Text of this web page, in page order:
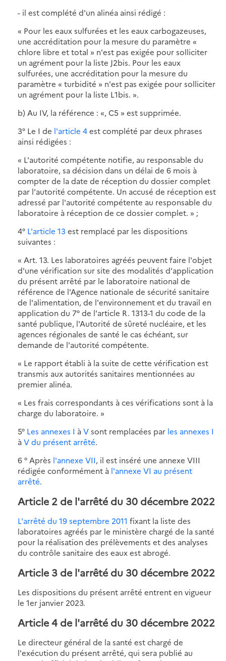
- il est complété d'un alinéa ainsi rédigé :
« Pour les eaux sulfurées et les eaux carbogazeuses,
une accréditation pour la mesure du paramètre «
chlore libre et total » n'est pas exigée pour solliciter
un agrément pour la liste J2bis. Pour les eaux
sulfurées, une accréditation pour la mesure du
paramètre « turbidité » n'est pas exigée pour solliciter
un agrément pour la liste L1bis. ».
b) Au IV, la référence : «, C5 » est supprimée.
3° Le I de l'article 4est complété par deux phrases
ainsi rédigées :
« L'autorité compétente notifie, au responsable du
laboratoire, sa décision dans un délai de 6 mois à
compter de la date de réception du dossier complet
par l'autorité compétente. Un accusé de réception est
adressé par l'autorité compétente au responsable du
laboratoire à réception de ce dossier complet. » ;
4° L'article 13 est remplacé par les dispositions
suivantes :
« Art. 13. Les laboratoires agréés peuvent faire l'objet
d'une vérification sur site des modalités d'application
du présent arrêté par le laboratoire national de
référence de l'Agence nationale de sécurité sanitaire
de l'alimentation, de l'environnement et du travail en
application du 7° de l'article R. 1313-1 du code de la
santé publique, l'Autorité de sûreté nucléaire, et les
agences régionales de santé le cas échéant, sur
demande de l'autorité compétente.
« Le rapport établi à la suite de cette vérification est
transmis aux autorités sanitaires mentionnées au
premier alinéa.
« Les frais correspondants à ces vérifications sont à la
charge du laboratoire. »
5° Les annexes I àVsont remplacées par les annexes I
àV du présent arrêté.
6 ° Après l'annexe VII, il est inséré une annexe VIII
rédigée conformément à l'annexe VI au présent
arrêté.
Article 2 de l'arrêté du 30 décembre 2022
L'arrêté du 19 septembre 2011 fixant la liste des
laboratoires agréés par le ministère chargé de la santé
pour la réalisation des prélèvements et des analyses
du contrôle sanitaire des eaux est abrogé.
Article 3 de l'arrêté du 30 décembre 2022
Les dispositions du présent arrêté entrent en vigueur
le 1er janvier 2023.
Article 4 de l'arrêté du 30 décembre 2022
Le directeur général de la santé est chargé de
l'exécution du présent arrêté, qui sera publié au